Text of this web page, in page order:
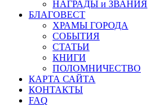
НАГРАДЫ и ЗВАНИЯ
БЛАГОВЕСТ
ХРАМЫ ГОРОДА
СОБЫТИЯ
СТАТЬИ
КНИГИ
ПОЛОМНИЧЕСТВО
КАРТА САЙТА
КОНТАКТЫ
FAQ